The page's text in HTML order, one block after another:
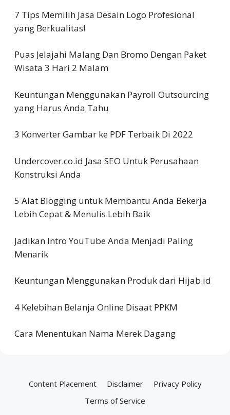
7 Tips Memilih Jasa Desain Logo Profesional
yang Berkualitas!
Puas Jelajahi Malang Dan Bromo Dengan Paket
Wisata 3 Hari 2 Malam
Keuntungan Menggunakan Payroll Outsourcing
yang Harus Anda Tahu
3 Konverter Gambar ke PDF Terbaik Di 2022
Undercover.co.id Jasa SEO Untuk Perusahaan
Konstruksi Anda
5 Alat Blogging untuk Membantu Anda Bekerja
Lebih Cepat & Menulis Lebih Baik
Jadikan Intro YouTube Anda Menjadi Paling
Menarik
Keuntungan Menggunakan Produk dari Hijab.id
4 Kelebihan Belanja Online Disaat PPKM
Cara Menentukan Nama Merek Dagang
Content Placement Disclaimer
Privacy Policy
Terms of Service